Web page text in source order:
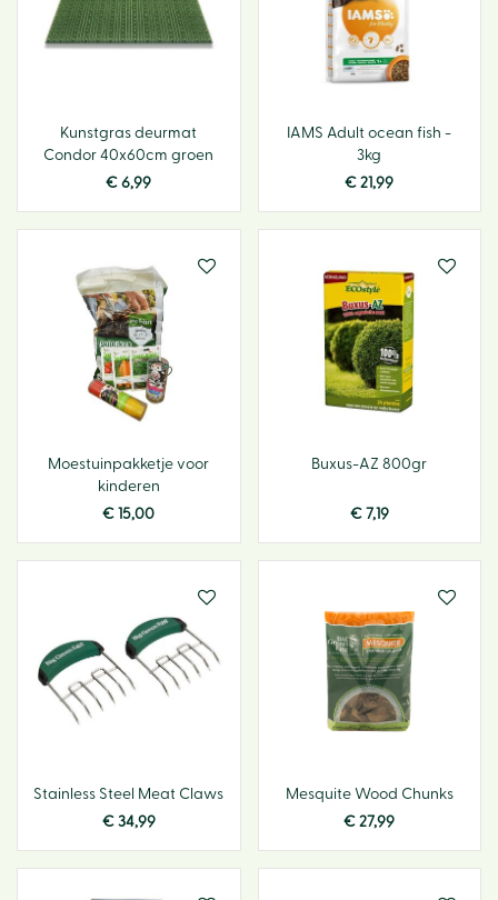
Kunstgras deurmat
Condor 40x60cm groen
€ 6,99
IAMS Adult ocean fish -
3kg
€ 21,99
Moestuinpakketje voor
kinderen
€ 15,00
Buxus-AZ 800gr
€ 7,19
Stainless Steel Meat Claws
€ 34,99
Mesquite Wood Chunks
€ 27,99